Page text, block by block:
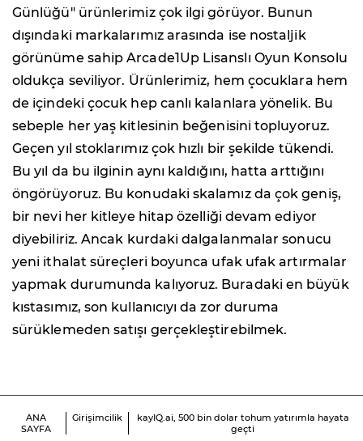
Günlüğü" ürünlerimiz çok ilgi görüyor. Bunun
dışındaki markalarımız arasında ise nostaljik
görünüme sahip Arcade1Up Lisanslı Oyun Konsolu
oldukça seviliyor. Ürünlerimiz, hem çocuklara hem
de içindeki çocuk hep canlı kalanlara yönelik. Bu
sebeple her yaş kitlesinin beğenisini topluyoruz.
Geçen yıl stoklarımız çok hızlı bir şekilde tükendi.
Bu yıl da bu ilginin aynı kaldığını, hatta arttığını
öngörüyoruz. Bu konudaki skalamız da çok geniş,
bir nevi her kitleye hitap özelliği devam ediyor
diyebiliriz. Ancak kurdaki dalgalanmalar sonucu
yeni ithalat süreçleri boyunca ufak ufak artırmalar
yapmak durumunda kalıyoruz. Buradaki en büyük
kıstasımız, son kullanıcıyı da zor duruma
sürüklemeden satışı gerçekleştirebilmek.
ANA
SAYFA
Girişimcilik
kayIQ.ai, 500 bin dolar tohum yatırımla hayata
geçti